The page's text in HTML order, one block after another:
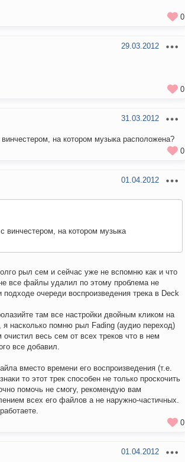
0
29.03.2012
0
31.03.2012
на котором музыка расположена?
0
01.04.2012
винчестером, на котором музыка
рыл сем и сейчас уже не вспомню как и что
все файлы удалил по этому проблема не
очереди воспроизведения трека в Deck
там все настройки двойным кликом на
я насколько помню рыл Fading (аудио переход)
весь сем от всех треков что в нем
все добавил.
вместо времени его воспроизведения (т.е.
то этот трек способен не только проскочить
помочь не смогу, рекомендую вам
всех его файлов а не наружно-частичных.
0
01.04.2012